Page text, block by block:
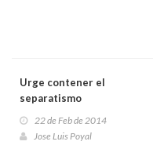
Urge contener el
separatismo
22 de Feb de 2014
Jose Luis Poyal